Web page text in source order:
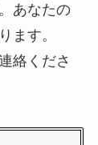
あなたの
ます。
絡くださ